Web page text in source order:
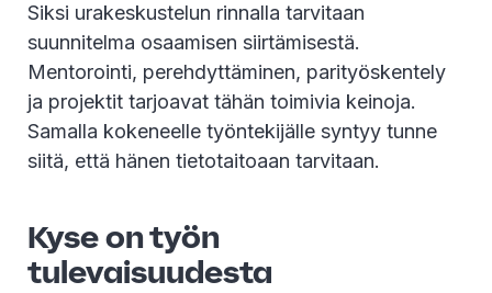
Siksi urakeskustelun rinnalla tarvitaan
suunnitelma osaamisen siirtämisestä.
Mentorointi, perehdyttäminen, parityöskentely
ja projektit tarjoavat tähän toimivia keinoja.
Samalla kokeneelle työntekijälle syntyy tunne
siitä, että hänen tietotaitoaan tarvitaan.
Kyse on työn
tulevaisuudesta